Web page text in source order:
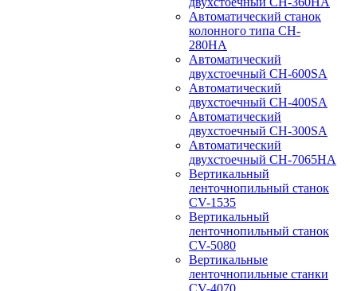
Автоматический станок
колонного типа CH-
280HA
Автоматический
двухстоечный CH-600SA
Автоматический
двухстоечный CH-400SA
Автоматический
двухстоечный CH-300SA
Автоматический
двухстоечный CH-7065HA
Вертикальный
ленточнопильный станок
CV-1535
Вертикальный
ленточнопильный станок
CV-5080
Вертикальные
ленточнопильные станки
CV-4070